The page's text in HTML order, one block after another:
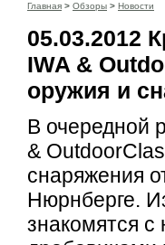
Главная > Обзоры > Новости
05.03.2012
IWA &
оружия и
В очередной
&
снаряжения
Нюрнберге.
знакомятся